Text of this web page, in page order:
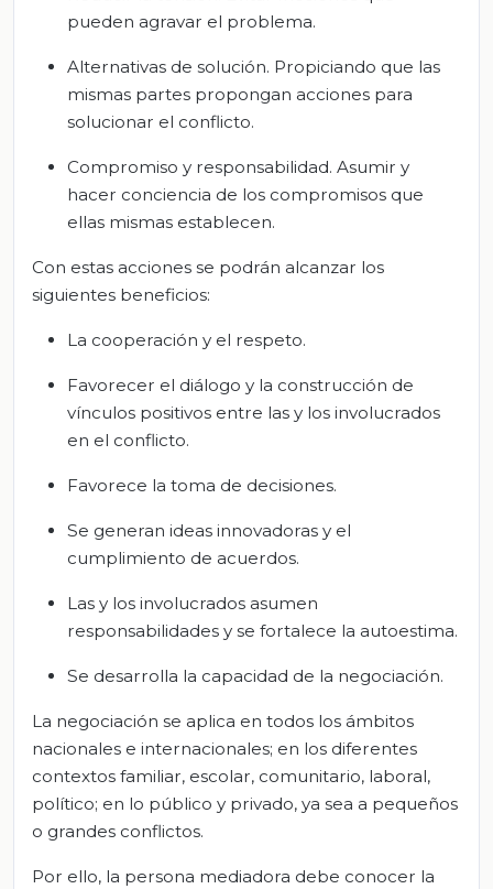
pueden agravar el problema.
Alternativas de solución. Propiciando que las
mismas partes propongan acciones para
solucionar el conflicto.
Compromiso y responsabilidad. Asumir y
hacer conciencia de los compromisos que
ellas mismas establecen.
Con estas acciones se podrán alcanzar los
siguientes beneficios:
La cooperación y el respeto.
Favorecer el diálogo y la construcción de
vínculos positivos entre las y los involucrados
en el conflicto.
Favorece la toma de decisiones.
Se generan ideas innovadoras y el
cumplimiento de acuerdos.
Las y los involucrados asumen
responsabilidades y se fortalece la autoestima.
Se desarrolla la capacidad de la negociación.
La negociación se aplica en todos los ámbitos
nacionales e internacionales; en los diferentes
contextos familiar, escolar, comunitario, laboral,
político; en lo público y privado, ya sea a pequeños
o grandes conflictos.
Por ello, la persona mediadora debe conocer la